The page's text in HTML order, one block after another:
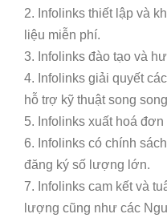
2. Infolinks thiết lập và
liệu miễn phí.
3. Infolinks đào tạo và
4. Infolinks giải quyết
hỗ trợ kỹ thuật song
5. Infolinks xuất hoá đơn
6. Infolinks có chính
đăng ký số lượng lớn.
7. Infolinks cam kết và
lượng cũng như các